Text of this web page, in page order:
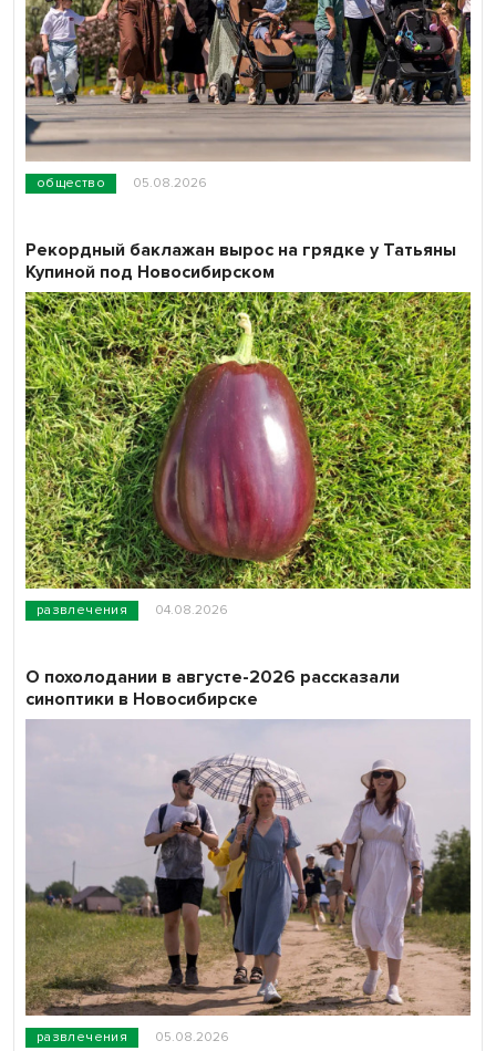
общество 05.08.2026
развлечения 04.08.2026
Рекордный баклажан вырос на грядке у Татьяны
Купиной под Новосибирском
развлечения 05.08.2026
О похолодании в августе-2026 рассказали
синоптики в Новосибирске